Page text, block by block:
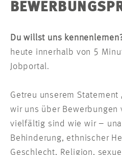
Du willst uns
heute innerhalb von 5
Jobportal.
Getreu unserem Statement
wir uns über Bewerbungen
vielfältig sind wie wir –
Behinderung, ethnischer
Geschlecht, Religion,